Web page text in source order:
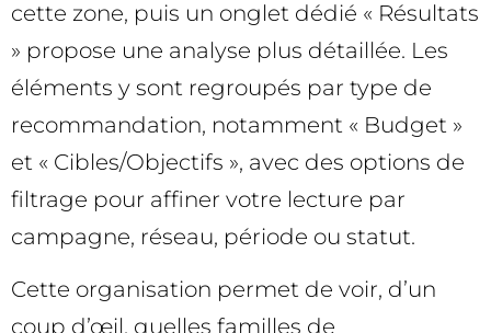
cette zone, puis un onglet dédié « Résultats
» propose une analyse plus détaillée. Les
éléments y sont regroupés par type de
recommandation, notamment « Budget »
et « Cibles/Objectifs », avec des options de
filtrage pour affiner votre lecture par
campagne, réseau, période ou statut.
Cette organisation permet de voir, d’un
coup d’œil, quelles familles de